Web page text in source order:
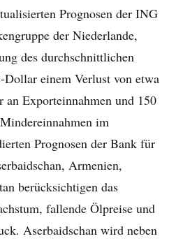
Prognosen der ING
der Niederlande,
des durchschnittlichen
Dollar einem Verlust von etwa
Exporteinnahmen und 150
im
Prognosen der Bank für
Armenien,
berücksichtigen das
fallende Ölpreise und
Aserbaidschan wird neben